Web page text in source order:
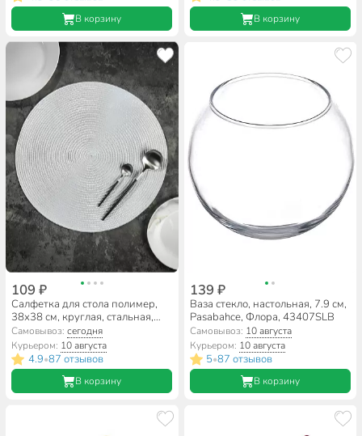
В корзину В корзину
109 ₽
Салфетка для стола полимер,
38х38 см, круглая, стальная,
Y6-2538
Самовывоз:сегодня
Курьером: 10 августа
4.9•87 отзывов
В корзину
139 ₽
Ваза стекло, настольная, 7.9 см,
Pasabahce, Флора, 43407SLB
Самовывоз: 10 августа
Курьером: 10 августа
5•87 отзывов
В корзину